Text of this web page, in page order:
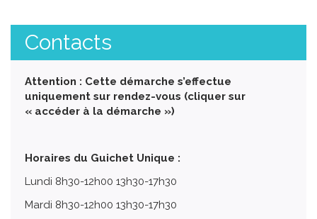
Contacts
Attention : Cette démarche s’effectue
uniquement sur rendez-vous (cliquer sur
« accéder à la démarche »)
Horaires du Guichet Unique :
Lundi 8h30-12h00 13h30-17h30
Mardi 8h30-12h00 13h30-17h30